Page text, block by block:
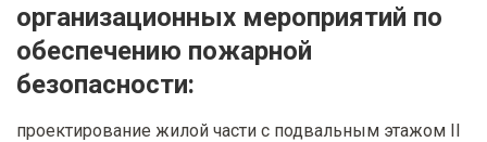
организационных мероприятий по
обеспечению пожарной
безопасности:
проектирование жилой части с подвальным этажом II